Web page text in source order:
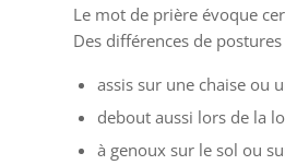
Le mot de prière évoque
Des différences de postures
assis sur une chaise ou
debout aussi lors de la
à genoux sur le sol ou